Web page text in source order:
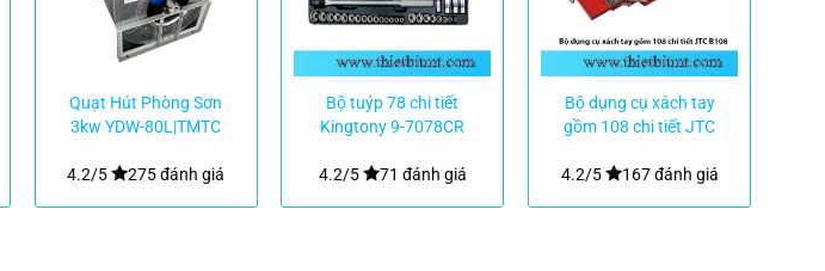
Quạt Hút Phòng Sơn
3kw YDW-80L|TMTC
4.2/5 275 đánh giá
Bộ tuýp 78 chi tiết
Kingtony 9-7078CR
4.2/5 71 đánh giá
Bộ dụng cụ xách tay
gồm 108 chi tiết JTC
4.2/5
167 đánh giá